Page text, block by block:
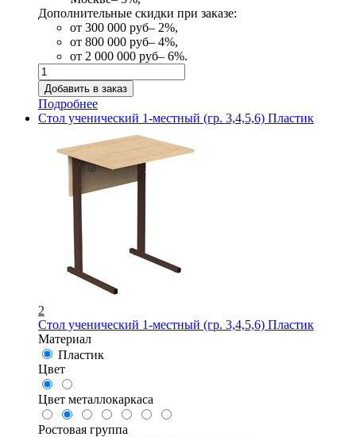
Дополнительные скидки при заказе:
от 300 000 руб– 2%,
от 800 000 руб– 4%,
от 2 000 000 руб– 6%.
Подробнее
Стол ученический 1-местный (гр. 3,4,5,6) Пластик
2
Стол ученический 1-местный (гр. 3,4,5,6) Пластик
Материал
Пластик
Цвет
Цвет металлокаркаса
Ростовая группа